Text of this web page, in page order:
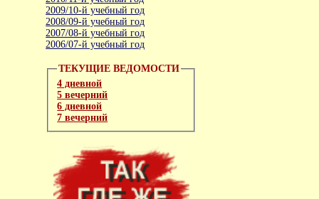
2009/10-й учебный год
2008/09-й учебный год
2007/08-й учебный год
2006/07-й учебный год
ТЕКУЩИЕ ВЕДОМОСТИ
4 дневной
5 вечерний
6 дневной
7 вечерний